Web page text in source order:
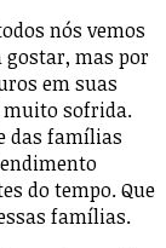
nós vemos
gostar, mas por
em suas
muito sofrida.
das famílias
do tempo. Que
famílias.